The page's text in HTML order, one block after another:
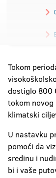
Tokom
dostiglo 800
tokom
klimatski
U nastavku
pomoći da
sredinu i
bi i vaše